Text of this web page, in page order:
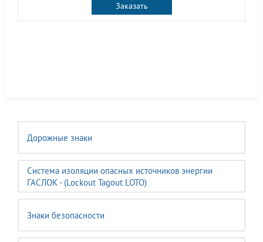
Дорожные знаки
Система изоляции опасных источников энергии
ГАСЛОК - (Lockout Tagout LOTO)
Знаки безопасности
Заказать